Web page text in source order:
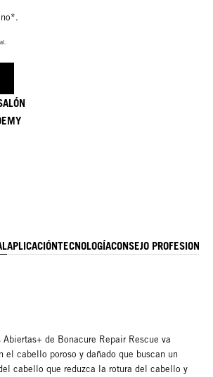
APLICACIÓNTECNOLOGÍACONSEJO PROFESIONAL
Abiertas+ de Bonacure Repair Rescue va
cabello poroso y dañado que buscan un
cabello que reduzca la rotura del cabello y